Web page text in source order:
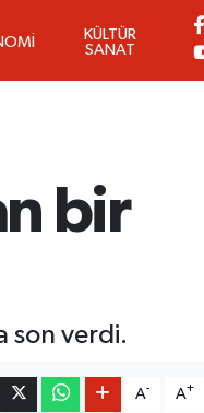
KÜLTÜR
SANAT
bir
son verdi.
A- A+